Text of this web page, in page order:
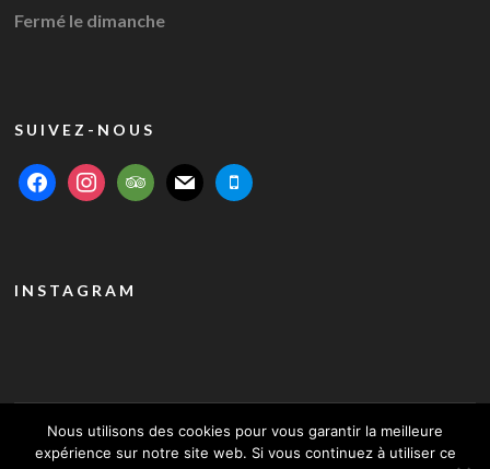
Fermé le dimanche
SUIVEZ-NOUS
facebookinstagramtripadvisor
mail mobile
INSTAGRAM
Nous utilisons des cookies pour vous garantir la meilleure
expérience sur notre site web. Si vous continuez à utiliser ce